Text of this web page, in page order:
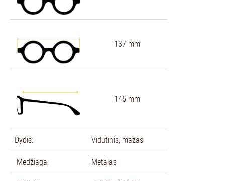
137 mm
145 mm
Dydis: Vidutinis, mažas
Medžiaga: Metalas